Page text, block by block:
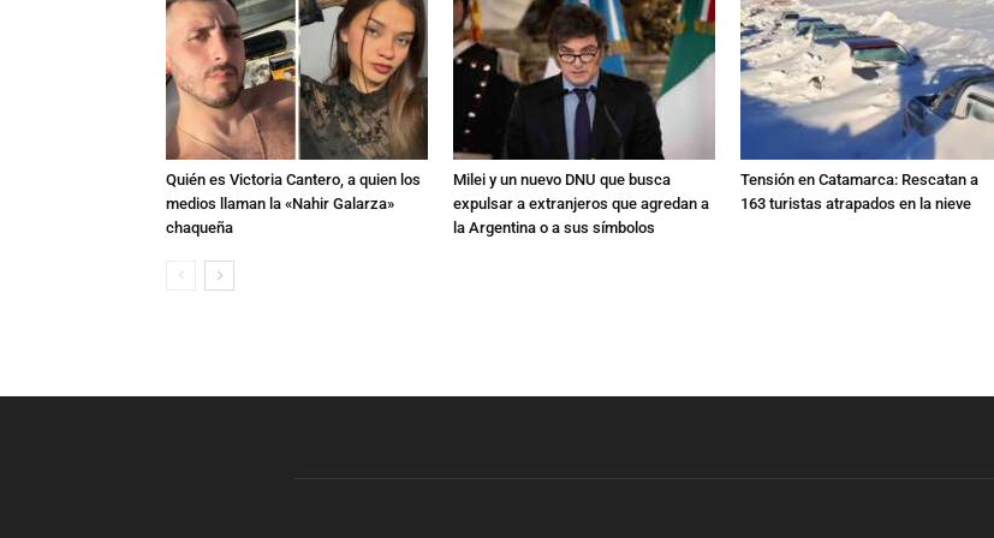
Quién es Victoria Cantero, a quien los
medios llaman la «Nahir Galarza»
chaqueña
Milei y un nuevo DNU que busca
expulsar a extranjeros que agredan a
la Argentina o a sus símbolos
Tensión en Catamarca: Rescatan a
163 turistas atrapados en la nieve